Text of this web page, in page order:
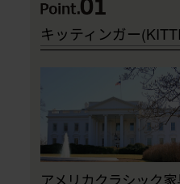
キッティンガー
アメリカクラシック